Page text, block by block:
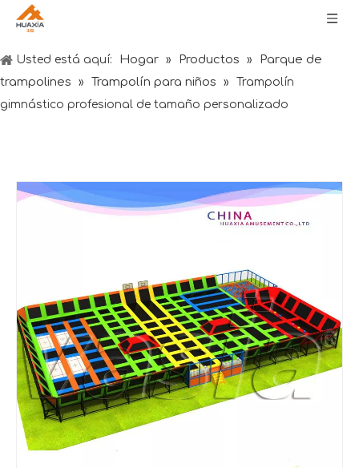
Usted está aquí: Hogar » Productos »
Parque de
trampolines
» Trampolín para niños »
Trampolín
gimnástico profesional de tamaño personalizado